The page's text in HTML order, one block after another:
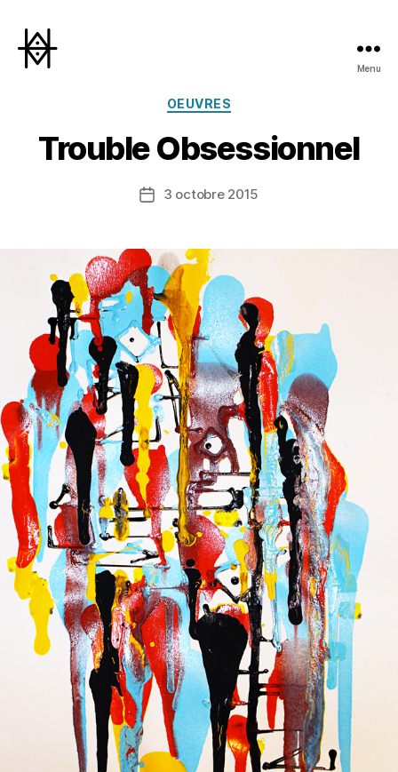
Menu
Catégories
OEUVRES
Trouble Obsessionnel
Date3 octobre 2015